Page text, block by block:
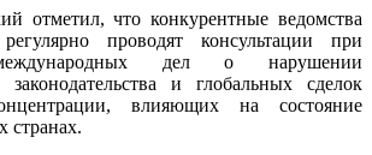
отметил, что конкурентные ведомства
проводят консультации при
дел о нарушении
законодательства и глобальных сделок
влияющих на состояние
странах.